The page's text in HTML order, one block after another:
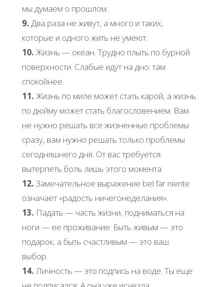
мы думаем о прошлом.
9. Два раза не живут, а много и таких,
которые и одного жить не умеют.
10. Жизнь — океан. Трудно плыть по бурной
поверхности. Слабые идут на дно: там
спокойнее.
11. Жизнь по миле может стать карой, а жизнь
по дюйму может стать благословением. Вам
не нужно решать все жизненные проблемы
сразу, вам нужно решать только проблемы
сегодняшнего дня. От вас требуется
вытерпеть боль лишь этого момента.
12. Замечательное выражение bel far niente
означает «радость ничегонеделания».
13. Падать — часть жизни, подниматься на
ноги — ее проживание. Быть живым — это
подарок, а быть счастливым — это ваш
выбор.
14. Личность — это подпись на воде. Ты еще